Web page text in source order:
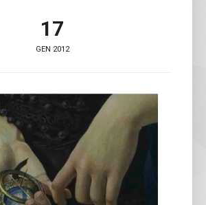
17
GEN 2012